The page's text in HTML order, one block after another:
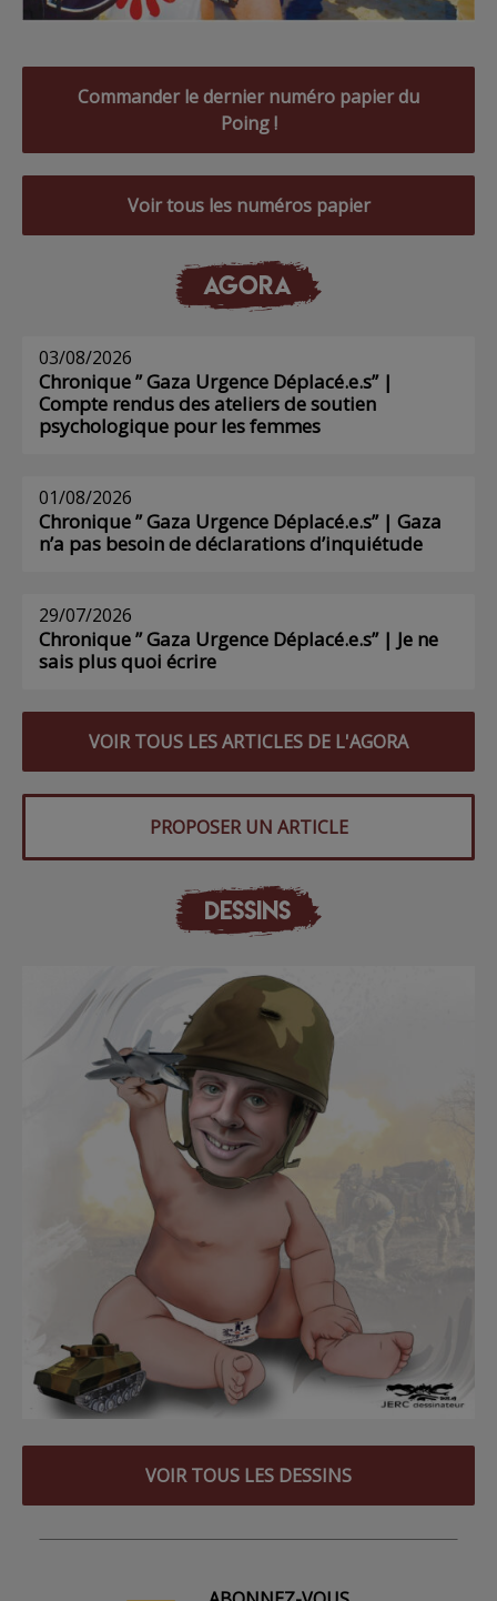
Commander le dernier numéro papier du
Poing !
Voir tous les numéros papier
AGORA
03/08/2026
Chronique ” Gaza Urgence Déplacé.e.s” |
Compte rendus des ateliers de soutien
psychologique pour les femmes
01/08/2026
Chronique ” Gaza Urgence Déplacé.e.s” | Gaza
n’a pas besoin de déclarations d’inquiétude
29/07/2026
Chronique ” Gaza Urgence Déplacé.e.s” | Je ne
sais plus quoi écrire
VOIR TOUS LES ARTICLES DE L'AGORA
PROPOSER UN ARTICLE
DESSINS
VOIR TOUS LES DESSINS